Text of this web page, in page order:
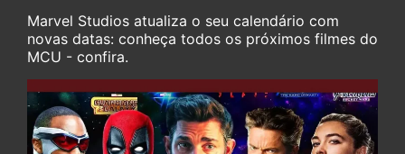
Marvel Studios atualiza o seu calendário com
novas datas: conheça todos os próximos filmes do
MCU - confira.